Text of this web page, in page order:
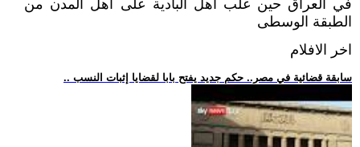
في العراق حين غلب أهل البادية على أهل المدن من
الطبقة الوسطى
اخر الافلام
.. سابقة قضائية في مصر.. حكم جديد يفتح بابا لقضايا إثبات النسب